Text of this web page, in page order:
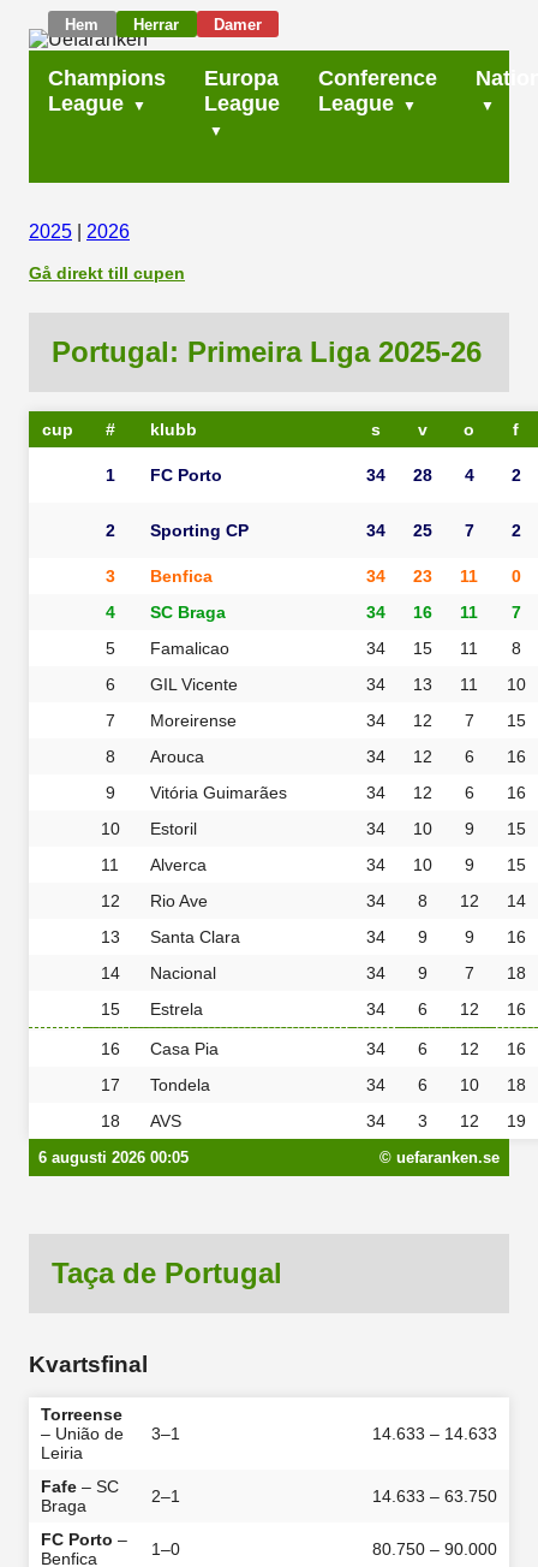
Hem Herrar Damer
Champions
League
Europa
League
Conference
League
2025 2026
Gå direkt till cupen
Portugal: Primeira Liga 2025-26
cup # klubb s v o f
1 FC Porto 34 28 4 2
2 Sporting CP 34 25 7 2
3 Benfica 34 23 11
0
4
SC Braga 34 16 11
7
5
Famalicao 34 15 11
8
6
GIL Vicente 34 13 11
10
7
Moreirense 34 12 7
15
8
Arouca 34 12 6
16
9
Vitória Guimarães 34 12 6
16
10
Estoril 34 10 9
15
11
Alverca 34 10 9
15
12
Rio Ave 34 8 12
14
13
Santa Clara 34 9 9
16
14
Nacional 34 9 7
18
15
Estrela 34 6 12 16
16 Casa Pia 34 6 12
16
17
Tondela 34 6 10
18
18
AVS 34 3 12 19
6 augusti 2026 00:05 © uefaranken.se
Taça de Portugal
Kvartsfinal
Torreense
– União de
Leiria
3–1 14.633 – 14.633
Fafe – SC
Braga
2–1 14.633 – 63.750
FC Porto –
Benfica
1–0 80.750 – 90.000